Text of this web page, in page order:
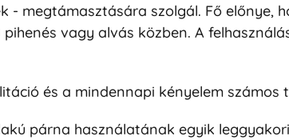
megtámasztására szolgál. Fő előnye,
vagy alvás közben. A
és a mindennapi kényelem számos
párna használatának egyik